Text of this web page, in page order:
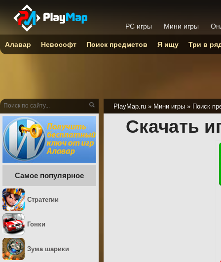
PlayMap.ru » Мини игры » Поиск
Скачать
Самое популярное
Стратегии
Гонки
Зума шарики
PC игры Мини игры
Алавар Невософт Поиск предметов Я ищу Три в